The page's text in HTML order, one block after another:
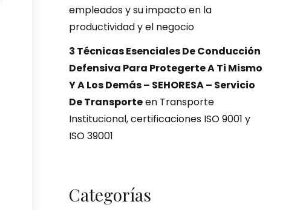
empleados y su impacto en la
productividad y el negocio
3 Técnicas Esenciales De Conducción
Defensiva Para Protegerte A Ti Mismo
Y A Los Demás – SEHORESA – Servicio
De Transporteen Transporte
Institucional, certificaciones ISO 9001 y
ISO 39001
Categorías